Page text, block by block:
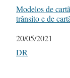
Modelos de
trânsito e de
Date
20/05/2021
In relation to
DR